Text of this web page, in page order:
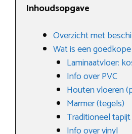
Inhoudsopgave
Overzicht met
Wat is een
Laminaatvloer:
Info over PVC
Houten vloeren
Marmer (tegels)
Traditioneel tapijt
Info over vinyl